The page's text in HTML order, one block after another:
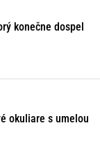
konečne dospel
okuliare s umelou